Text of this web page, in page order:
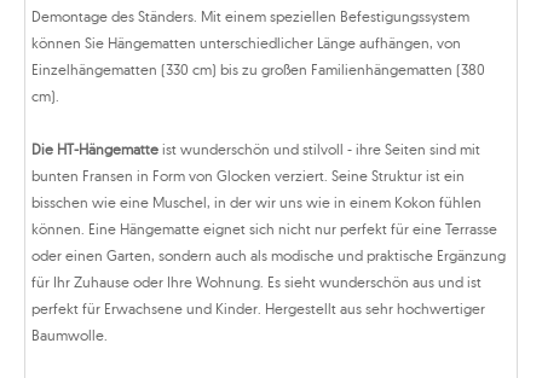
Demontage des Ständers. Mit einem speziellen Befestigungssystem
können Sie Hängematten unterschiedlicher Länge aufhängen, von
Einzelhängematten (330 cm) bis zu großen Familienhängematten (380
cm).
Die HT-Hängematte ist wunderschön und stilvoll - ihre Seiten sind mit
bunten Fransen in Form von Glocken verziert. Seine Struktur ist ein
bisschen wie eine Muschel, in der wir uns wie in einem Kokon fühlen
können. Eine Hängematte eignet sich nicht nur perfekt für eine Terrasse
oder einen Garten, sondern auch als modische und praktische Ergänzung
für Ihr Zuhause oder Ihre Wohnung. Es sieht wunderschön aus und ist
perfekt für Erwachsene und Kinder. Hergestellt aus sehr hochwertiger
Baumwolle.